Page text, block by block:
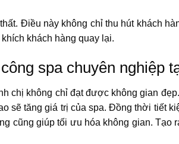
Điều này không chỉ thu hút khách
khách hàng quay lại.
spa chuyên nghiệp
chị không chỉ đạt được không gian
sẽ tăng giá trị của spa. Đồng thời tiết
cũng giúp tối ưu hóa không gian. Tạo